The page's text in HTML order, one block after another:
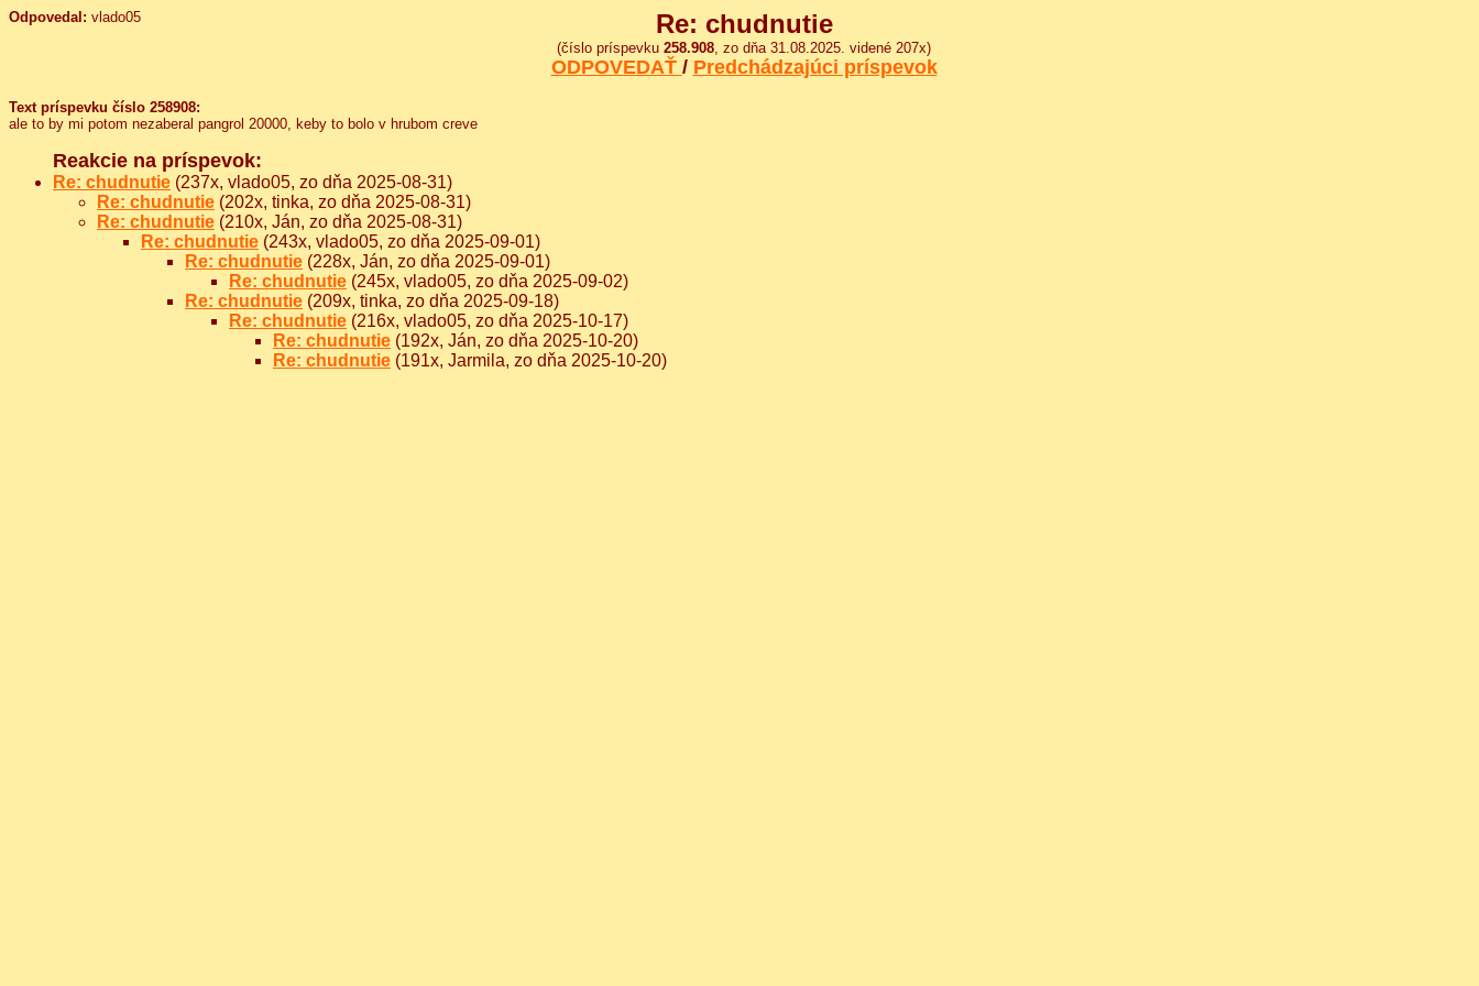
Odpovedal: vlado05 Re: chudnutie
(číslo príspevku 258.908, zo dňa 31.08.2025. videné 207x)
ODPOVEDAŤ / Predchádzajúci príspevok
Text príspevku číslo 258908:
ale to by mi potom nezaberal pangrol 20000, keby to bolo v hrubom creve
Reakcie na príspevok:
Re: chudnutie (237x, vlado05, zo dňa 2025-08-31)
Re: chudnutie (202x, tinka, zo dňa 2025-08-31)
Re: chudnutie (210x, Ján, zo dňa 2025-08-31)
Re: chudnutie (243x, vlado05, zo dňa 2025-09-01)
Re: chudnutie (228x, Ján, zo dňa 2025-09-01)
Re: chudnutie (245x, vlado05, zo dňa 2025-09-02)
Re: chudnutie (209x, tinka, zo dňa 2025-09-18)
Re: chudnutie (216x, vlado05, zo dňa 2025-10-17)
Re: chudnutie (192x, Ján, zo dňa 2025-10-20)
Re: chudnutie (191x, Jarmila, zo dňa 2025-10-20)